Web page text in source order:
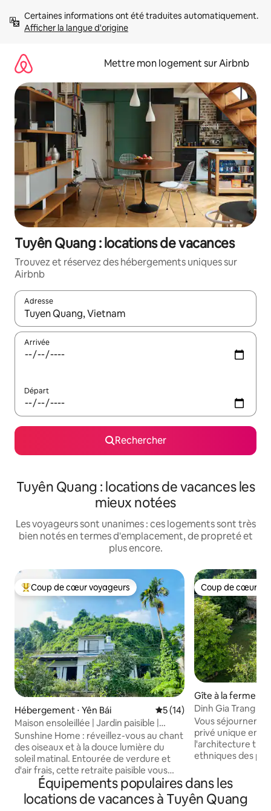
directement
Afficher la langue d'origine
Mettre mon logement sur Airbnb
Tuyên Quang : locations de vacances
Trouvez et réservez des hébergements uniques sur
Airbnb
Adresse
Lorsque les résultats s'affichent, utilisez les flèches vers le
Arrivée
Départ
Rechercher
Tuyên Quang : locations de vacances les
mieux notées
Les voyageurs sont unanimes : ces logements sont très
bien notés en termes d'emplacement, de propreté et
plus encore.
Coups de cœur voyageurs les plus appréciés
Coup de cœur voyageurs
Hébergement ⋅ Yên Bái Évaluation moyenne sur la
5 (14)
Maison ensoleillée | Jardin paisible |
Maison entière
Sunshine Home : réveillez-vous au chant
des oiseaux et à la douce lumière du
soleil matinal. Entourée de verdure et
d'air frais, cette retraite paisible vous
invite à ralentir et à renouer avec la
nature. Cueillez des légumes frais et des
fruits de saison dans le jardin, marchez
Coup de cœur
Coup de cœur
Gîte à la ferme ⋅
Dinh Gia Trang
le jardin
Vous séjournerez
privé unique en
l'architecture
ethniques des
chambres ont
essentielle, et
spacieuses et
Équipements populaires dans les
locations de vacances à Tuyên Quang